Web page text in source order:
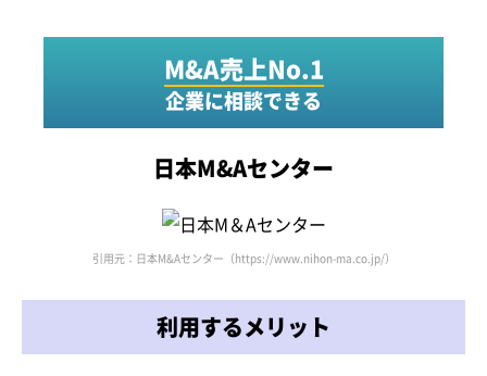
M&A売上No.1
企業に相談できる
日本M&Aセンター
引用元：日本M&Aセンター（https://www.nihon-ma.co.jp/）
利用するメリット